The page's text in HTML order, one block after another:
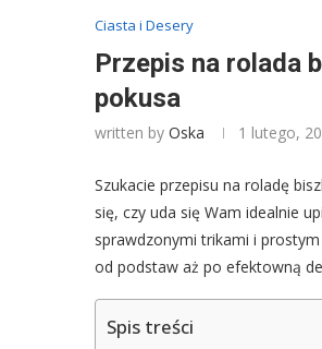
Ciasta i Desery
Przepis na rolada
pokusa
written by Oska 1 lutego,
Szukacie przepisu na roladę
się, czy uda się Wam idealnie
sprawdzonymi trikami i
od podstaw aż po efektowną
Spis treści